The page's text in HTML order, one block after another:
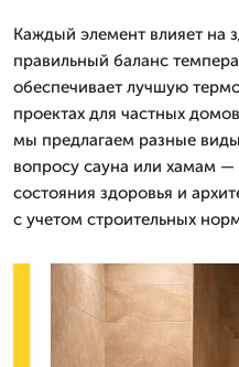
Каждый элемент влияет на
правильный баланс
обеспечивает лучшую
проектах для частных
мы предлагаем разные
вопросу сауна или хамам
состояния здоровья и
с учетом строительных